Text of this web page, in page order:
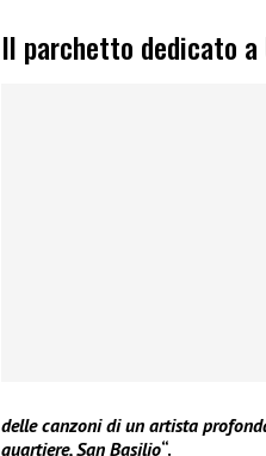
Il parchetto dedicato
delle canzoni di un artista
quartiere, San Basilio“.